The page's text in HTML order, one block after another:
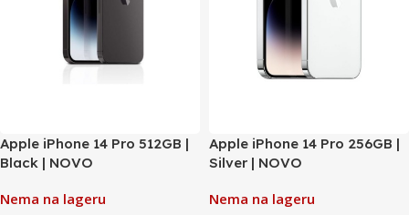
Apple iPhone 14 Pro 512GB |
Black | NOVO
Nema na lageru
Apple iPhone 14 Pro 256GB |
Silver | NOVO
Nema na lageru